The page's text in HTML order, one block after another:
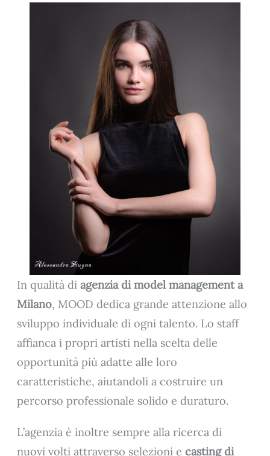
In qualità diagenzia di model management a
Milano, MOOD dedica grande attenzione allo
sviluppo individuale di ogni talento. Lo staff
affianca i propri artisti nella scelta delle
opportunità più adatte alle loro
caratteristiche, aiutandoli a costruire un
percorso professionale solido e duraturo.
L’agenzia è inoltre sempre alla ricerca di
nuovi volti attraverso selezioni ecasting di